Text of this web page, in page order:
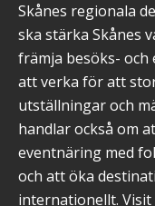
Skånes regionala
ska stärka Skånes
främja besöks-
att verka för att
utställningar och
handlar också om
eventnäring med
och att öka
internationellt. Visit